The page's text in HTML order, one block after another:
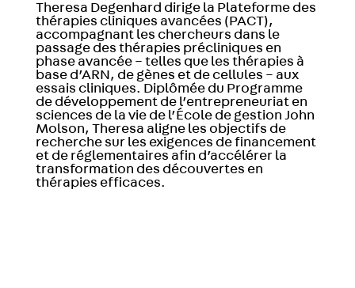
Theresa Degenhard dirige la Plateforme des
thérapies cliniques avancées (PACT),
accompagnant les chercheurs dans le
passage des thérapies précliniques en
phase avancée – telles que les thérapies à
base d’ARN, de gènes et de cellules – aux
essais cliniques. Diplômée du Programme
de développement de l’entrepreneuriat en
sciences de la vie de l’École de gestion John
Molson, Theresa aligne les objectifs de
recherche sur les exigences de financement
et de réglementaires afin d’accélérer la
transformation des découvertes en
thérapies efficaces.